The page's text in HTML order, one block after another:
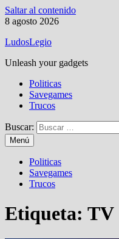
Saltar al contenido
8 agosto 2026
LudosLegio
Unleash your gadgets
Politicas
Savegames
Trucos
Buscar:
Menú
Politicas
Savegames
Trucos
Etiqueta: TV